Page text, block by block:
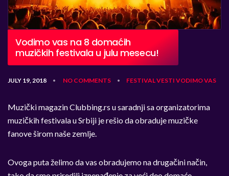
Vodimo vas na 8 domaćih
muzičkih festivala u julu mesecu!
JULY 19, 2018 • NO COMMENTS • FESTIVALVESTI VODIMO VAS
Muzički magazin Clubbing.rs u saradnji sa organizatorima
muzičkih festivala u Srbiji je rešio da obraduje muzičke
fanove širom naše zemlje.
Ovoga puta želimo da vas obradujemo na drugačini način,